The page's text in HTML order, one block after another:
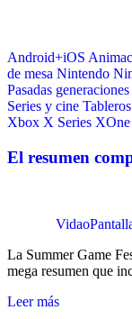
Android+iOS
de mesa Nintendo
Pasadas generaciones
Series y cine Tableros
Xbox X Series XOne
El resumen
La Summer Game
mega resumen que
Leer más